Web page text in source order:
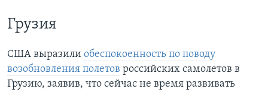
Грузия
США выразили обеспокоенность по поводу
возобновления полетов российских самолетов в
Грузию, заявив, что сейчас не время развивать